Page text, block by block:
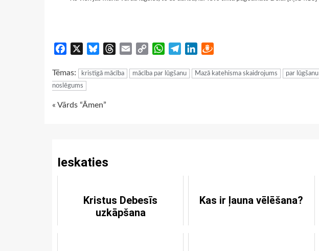
Facebook BlueskyThreads
Email
Copy
WhatsApp
TelegramLinkedIn
Tēmas: kristīgā mācība mācība par lūgšanu Mazā katehisma skaidrojums par lūgšanu
noslēgums
Continue
« Vārds “Āmen”
Ieskaties
Kristus Debesīs
uzkāpšana
Kas ir ļauna vēlēšana?